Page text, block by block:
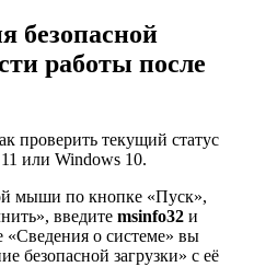
безопасной
работы после
проверить текущий статус
или Windows 10.
мыши по кнопке «Пуск»,
введите msinfo32 и
«Сведения о системе» вы
безопасной загрузки» с её